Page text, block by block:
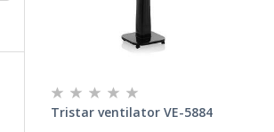
Tristar ventilator VE-5884